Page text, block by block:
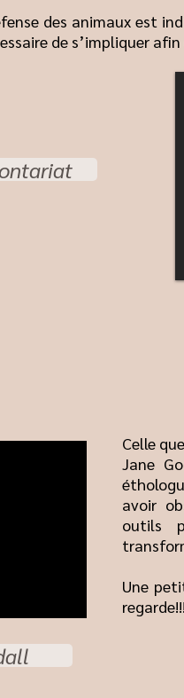
des animaux est
de s’impliquer
Celle
Jane
avoir
outils
Une
regarde!!!